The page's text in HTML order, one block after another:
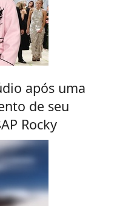
após uma
de seu
Rocky